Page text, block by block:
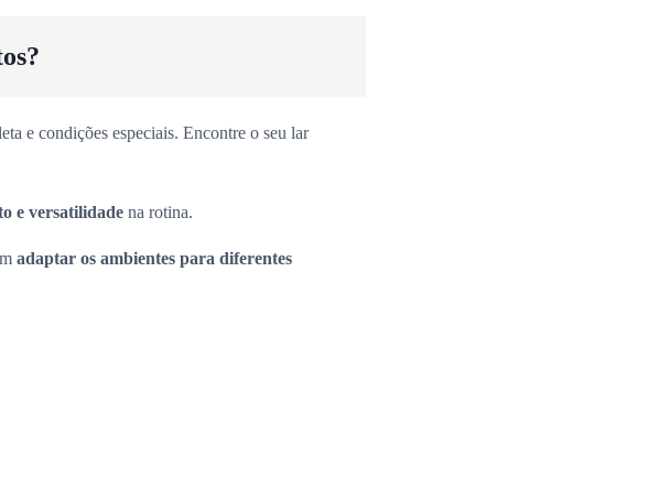
e condições especiais. Encontre o seu lar
e versatilidade na rotina.
adaptar os ambientes para diferentes